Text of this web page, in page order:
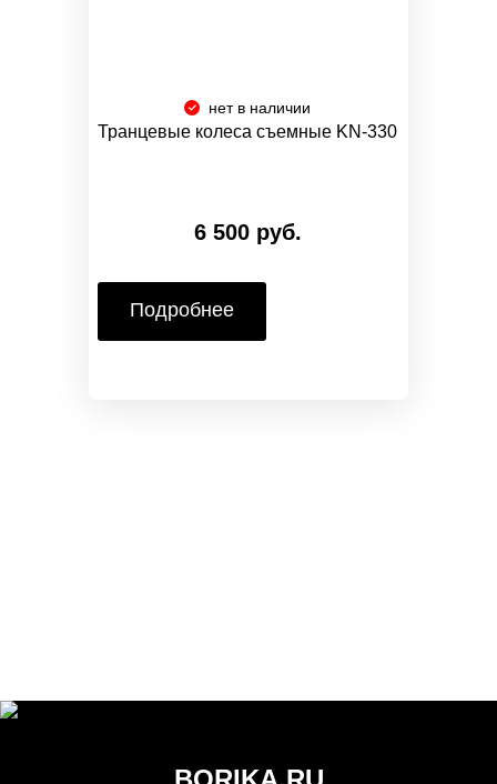
нет в наличии
Транцевые колеса съемные KN-330
6 500 руб.
Подробнее